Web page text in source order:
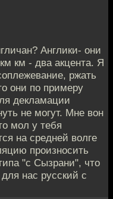
Англики- они
км - два акцента. Я
ржать
они по примеру
декламации
не могут. Мне вон
мол у тебя
на средней волге
произносить
"с Сызрани", что
нас русский с